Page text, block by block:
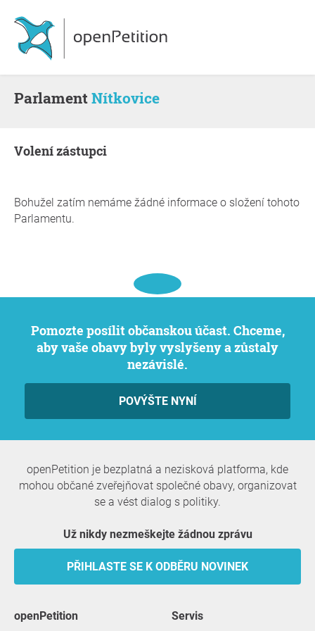
ParlamentNítkovice
volení zástupci
Bohužel zatím nemáme žádné informace o složení tohoto
Parlamentu.
Pomozte posílit občanskou účast. Chceme,
aby vaše obavy byly vyslyšeny a zůstaly
nezávislé.
POVÝŠTE NYNÍ
openPetition je bezplatná a nezisková platforma, kde
mohou občané zveřejňovat společné obavy, organizovat
se a vést dialog s politiky.
Už nikdy nezmeškejte žádnou zprávu
PŘIHLASTE SE K ODBĚRU NOVINEK
openPetition servis